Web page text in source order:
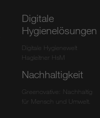
Digitale
Hygienelösungen
Digitale Hygienewelt
Hagleitner HsM
Nachhaltigkeit
Greenovative: Nachhaltig
für Mensch und Umwelt.